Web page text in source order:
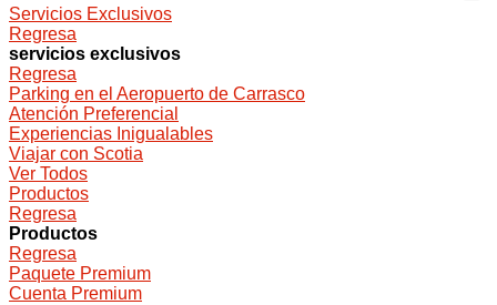
Servicios Exclusivos
Regresa
servicios exclusivos
Regresa
Parking en el Aeropuerto de Carrasco
Atención Preferencial
Experiencias Inigualables
Viajar con Scotia
Ver Todos
Productos
Regresa
Productos
Regresa
Paquete Premium
Cuenta Premium